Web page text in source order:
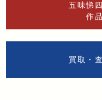
五味悌
作
買取・